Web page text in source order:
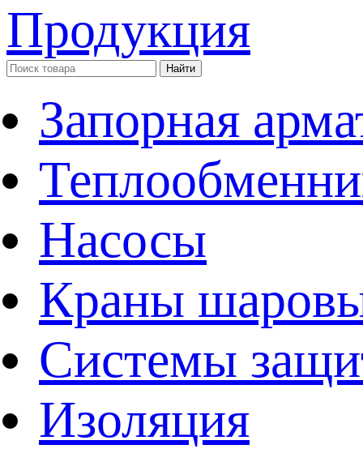
Продукция
Запорная
Насосы
Краны
Системы
Изоляция